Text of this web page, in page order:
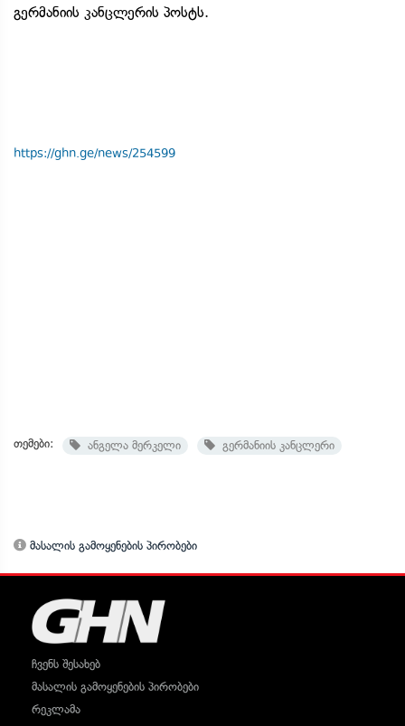
გერმანიის კანცლერის პოსტს.
https://ghn.ge/news/254599
თემები: ანგელა მერკელი გერმანიის კანცლერი
მასალის გამოყენების პირობები
ჩვენს შესახებ
მასალის გამოყენების პირობები
რეკლამა